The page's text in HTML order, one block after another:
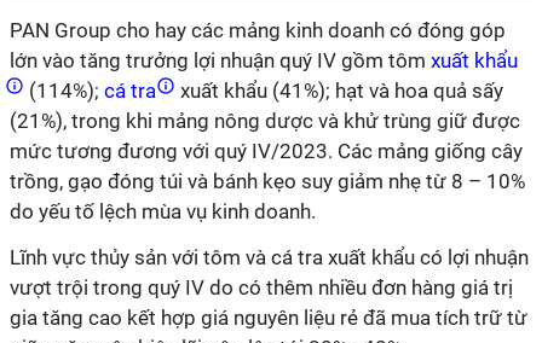
PAN Group cho hay các mảng kinh doanh có đóng góp
lớn vào tăng trưởng lợi nhuận quý IV gồm tôm xuất khẩu
(114%); cá tra
xuất khẩu (41%); hạt và hoa quả sấy
(21%), trong khi mảng nông dược và khử trùng giữ được
mức tương đương với quý IV/2023. Các mảng giống cây
trồng, gạo đóng túi và bánh kẹo suy giảm nhẹ từ 8 – 10%
do yếu tố lệch mùa vụ kinh doanh.
Lĩnh vực thủy sản với tôm và cá tra xuất khẩu có lợi nhuận
vượt trội trong quý IV do có thêm nhiều đơn hàng giá trị
gia tăng cao kết hợp giá nguyên liệu rẻ đã mua tích trữ từ